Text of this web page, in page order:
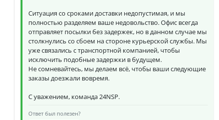
Ситуация со сроками доставки недопустимая, и мы
полностью разделяем ваше недовольство. Офис всегда
отправляет посылки без задержек, но в данном случае мы
столкнулись со сбоем на стороне курьерской службы. Мы
уже связались с транспортной компанией, чтобы
исключить подобные задержки в будущем.
Не сомневайтесь, мы делаем всё, чтобы ваши следующие
заказы доезжали вовремя.
С уважением, команда 24NSP.
Ответ был полезен?